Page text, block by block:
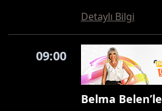
Detaylı Bilgi
09:00
Belma